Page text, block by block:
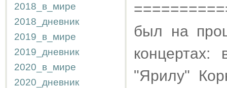
2018_в_мире
2018_дневник
2019_в_мире
2019_дневник
2020_в_мире
2020_дневник
был на
концертах:
"Ярилу"